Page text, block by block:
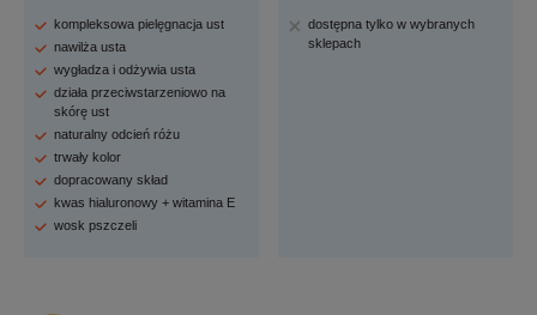
kompleksowa pielęgnacja ust
nawilża usta
wygładza i odżywia usta
działa przeciwstarzeniowo na
skórę ust
naturalny odcień różu
trwały kolor
dopracowany skład
kwas hialuronowy + witamina E
wosk pszczeli
dostępna tylko w wybranych
sklepach